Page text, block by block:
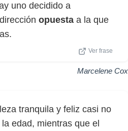
uno decidido a
opuesta a la que
Ver frase
Marcelene Cox
tranquila y feliz casi no
edad, mientras que el